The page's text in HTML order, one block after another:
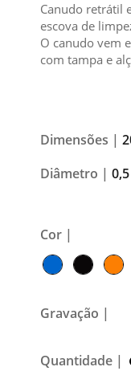
Canudo retrátil
escova de
O canudo vem
com tampa e
Dimensões |
Diâmetro |
Cor |
Gravação |
Quantidade |